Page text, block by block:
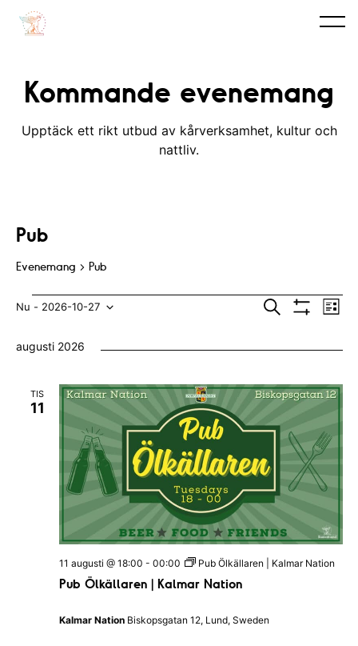
Kommande evenemang
Upptäck ett rikt utbud av kårverksamhet, kultur och
nattliv.
Pub
Evenemang Pub
Evenemang
E
n
e
a
n
g
S
S
I
L
E
e
n
e
m
a
g
v
y
n
L
t
Nu - 2026-10-27
ä
augusti 2026
TIS
11
Pub Ölkällaren | Kalmar Nation
11 augusti @ 18:00 - 00:00 Pub Ölkällaren | Kalmar Nation
Kalmar Nation Biskopsgatan 12, Lund, Sweden